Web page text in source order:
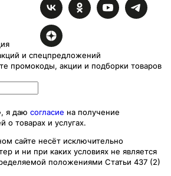
и спецпредложений
промокоды, акции и подборки товаров
я даю согласие на получение
о товарах и услугах.
сайте несёт исключительно
и ни при каких условиях не является
положениями Статьи 437 (2)